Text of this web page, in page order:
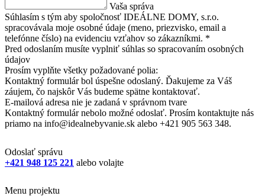
Vaša správa
Súhlasím s tým aby spoločnosť IDEÁLNE DOMY, s.r.o.
spracovávala moje osobné údaje (meno, priezvisko, email a
telefónne číslo) na evidenciu vzťahov so zákazníkmi. *
Pred odoslaním musíte vyplniť súhlas so spracovaním osobných
údajov
Prosím vyplňte všetky požadované polia:
Kontaktný formulár bol úspešne odoslaný. Ďakujeme za Váš
záujem, čo najskôr Vás budeme spätne kontaktovať.
E-mailová adresa nie je zadaná v správnom tvare
Kontaktný formulár nebolo možné odoslať. Prosím kontaktujte nás
priamo na info@idealnebyvanie.sk alebo +421 905 563 348.
Odoslať správu
+421 948 125 221 alebo volajte
Menu projektu